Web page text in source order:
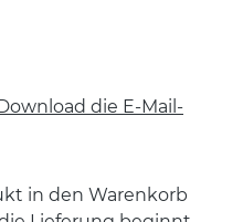
die E-Mail-
in den Warenkorb